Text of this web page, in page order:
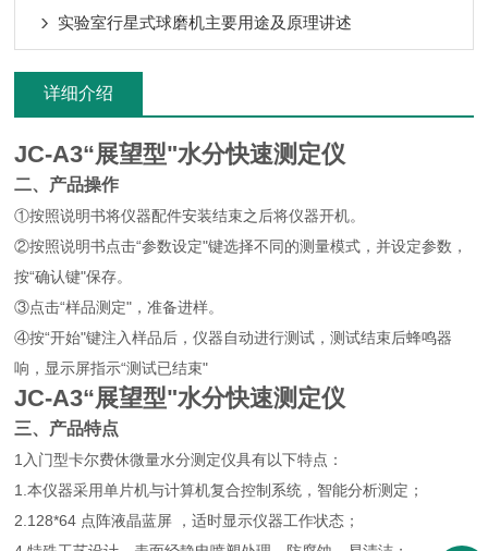
实验室行星式球磨机主要用途及原理讲述
详细介绍
JC-A3“展望型"水分快速测定仪
二、产品操作
①按照说明书将仪器配件安装结束之后将仪器开机。
②按照说明书点击“参数设定"键选择不同的测量模式，并设定参数，
按“确认键"保存。
③点击“样品测定"，准备进样。
④按“开始"键注入样品后，仪器自动进行测试，测试结束后蜂鸣器
响，显示屏指示“测试已结束"
JC-A3“展望型"水分快速测定仪
三、产品特点
1入门型卡尔费休微量水分测定仪具有以下特点：
1.本仪器采用单片机与计算机复合控制系统，智能分析测定；
2.128*64 点阵液晶蓝屏 ，适时显示仪器工作状态；